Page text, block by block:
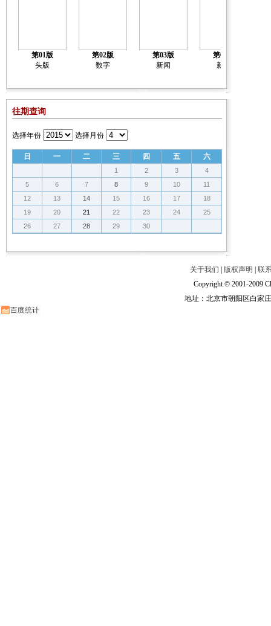
第01版
头版
第02版
数字
第03版
新闻
第04版
新闻
往期查询
选择年份 选择月份
日 一 二 三 四 五 六
1 2 3
4
5
6 7 8 9 10
11
12
13 14 15 16 17
18
19
20 21 22 23 24
25
26
27 28 29 30
关于我们 版权声明
联
Copyright © 2001-2009
地址：北京市朝阳区白家